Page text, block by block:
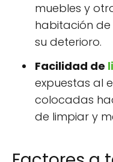
muebles y
habitación de
su deterioro.
Facilidad de
expuestas al
colocadas
de limpiar y